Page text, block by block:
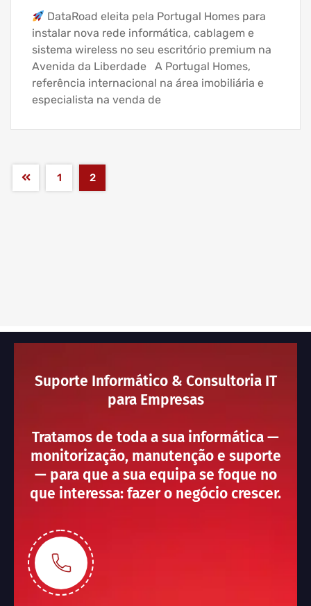
DataRoad eleita pela Portugal Homes para
instalar nova rede informática, cablagem e
sistema wireless no seu escritório premium na
Avenida da Liberdade A Portugal Homes,
referência internacional na área imobiliária e
especialista na venda de
1 2
Suporte Informático & Consultoria IT
para Empresas
Tratamos de toda a sua informática —
monitorização, manutenção e suporte
— para que a sua equipa se foque no
que interessa: fazer o negócio crescer.